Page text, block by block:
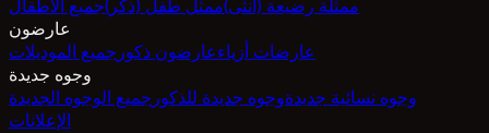
ممثلة رضيعة (أنثى)ممثل طفل (ذكر)جميع الأطفال
عارضون
عارضات أزياءعارضون ذكور جميع الموديلات
وجوه جديدة
وجوه نسائية جديدةوجوه جديدة للذكور جميع الوجوه الجديدة
الإعلانات